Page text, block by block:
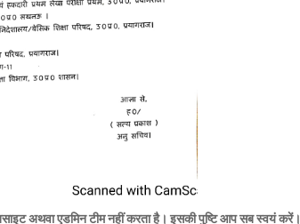
अथवा एडमिन टीम नहीं करता है। इसकी पुष्टि आप सब स्वयं करें।